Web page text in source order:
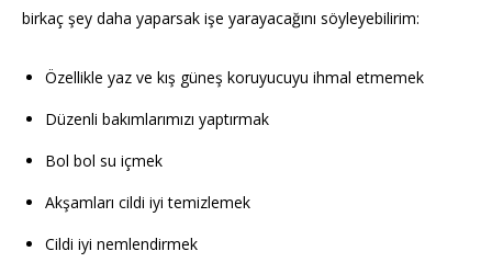
birkaç şey daha yaparsak işe yarayacağını söyleyebilirim:
Özellikle yaz ve kış güneş koruyucuyu ihmal etmemek
Düzenli bakımlarımızı yaptırmak
Bol bol su içmek
Akşamları cildi iyi temizlemek
Cildi iyi nemlendirmek